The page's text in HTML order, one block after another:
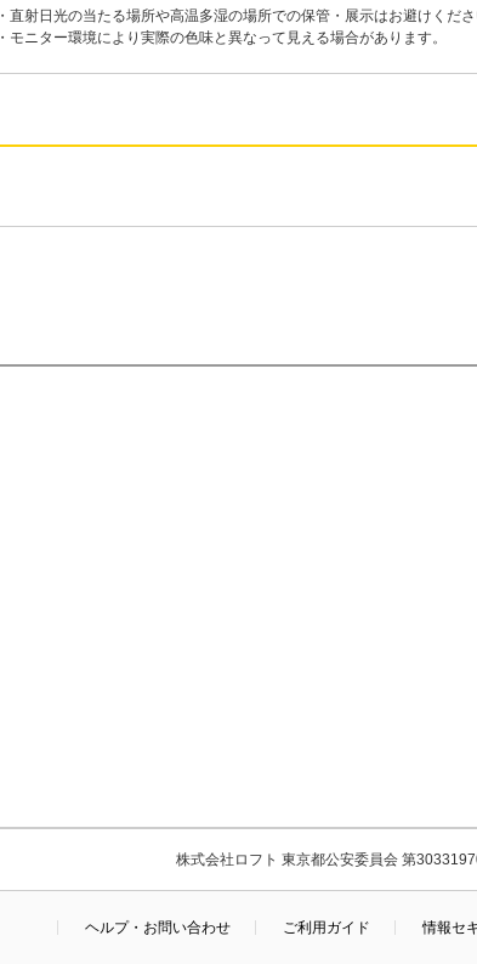
・直射日光の当たる場所や高温多湿の場所での保管・展示はお避けくださ
・モニター環境により実際の色味と異なって見える場合があります。
株式会社ロフト 東京都公安委員会 第
ヘルプ・お問い合わせ ご利用ガイド 情報セ